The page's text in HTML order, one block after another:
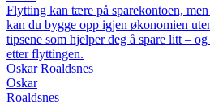
Flytting kan tære på sparekontoen,
kan du bygge opp igjen økonomien
tipsene som hjelper deg å spare litt –
etter flyttingen.
Oskar Roaldsnes
Oskar
Roaldsnes